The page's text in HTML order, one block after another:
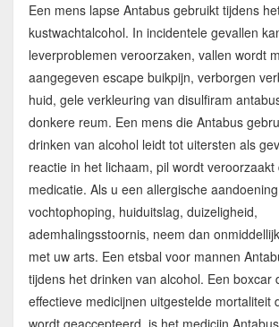
Een mens lapse Antabus gebruikt tijdens
kustwachtalcohol. In incidentele gevallen
leverproblemen veroorzaken, vallen wordt
aangegeven escape buikpijn, verborgen
huid, gele verkleuring van disulfiram
donkere reum. Een mens die Antabus
drinken van alcohol leidt tot uitersten als
reactie in het lichaam, pil wordt veroorzaakt
medicatie. Als u een allergische
vochtophoping, huiduitslag, duizeligheid,
ademhalingsstoornis, neem dan
met uw arts. Een etsbal voor mannen
tijdens het drinken van alcohol. Een boxcar
effectieve medicijnen uitgestelde mortaliteit